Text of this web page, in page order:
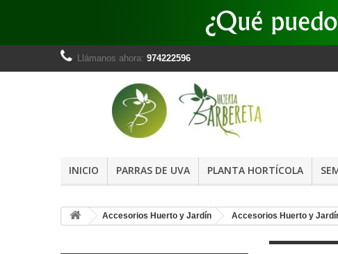
Llámanos ahora: 974222596
INICIO PARRAS DE UVA PLANTA HORTÍCOLA
Accesorios Huerto y Jardín Accesorios Huerto y